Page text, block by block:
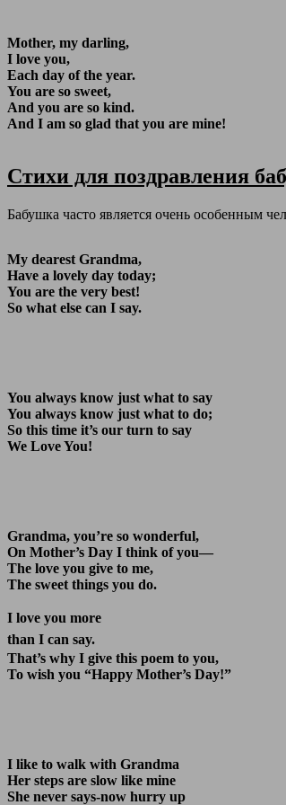
Mother, my darling,
I love you,
Each day of the year.
You are so sweet,
And you are so kind.
And I am so glad that you are mine!
Стихи для поздравления
Бабушка часто является очень особенным
My dearest Grandma,
Have a lovely day today;
You are the very best!
So what else can I say.
You always know just what to say
You always know just what to do;
So this time it’s our turn to say
We Love You!
Grandma, you’re so wonderful,
On Mother’s Day I think of you—
The love you give to me,
The sweet things you do.
I love you more
than I can say.
That’s why I give this poem to you,
To wish you “Happy Mother’s Day!”
I like to walk with Grandma
Her steps are slow like mine
She never says-now hurry up